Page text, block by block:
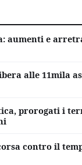
aumenti e
alle 11mila
prorogati i
contro il